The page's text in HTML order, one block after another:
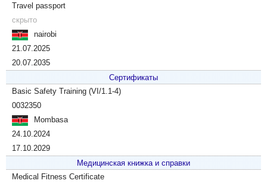
Travel passport
скрыто
nairobi
21.07.2025
20.07.2035
Сертификаты
Basic Safety Training (VI/1.1-4)
0032350
Mombasa
24.10.2024
17.10.2029
Медицинская книжка и справки
Medical Fitness Certificate